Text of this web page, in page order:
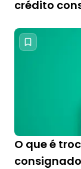
crédito
O que é